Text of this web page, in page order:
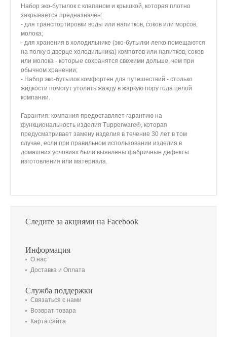
Набор эко-бутылок с клапаном и крышкой, которая плотно
закрывается предназначен:
- для транспортировки воды или напитков, соков или морсов,
молока;
- для хранения в холодильнике (эко-бутылки легко помещаются
на полку в дверце холодильника) компотов или напитков, соков
или молока - которые сохранятся свежими дольше, чем при
обычном хранении;
- Набор эко-бутылок комфортен для путешествий - столько
жидкости помогут утолить жажду в жаркую пору года целой
компании.
Гарантия: компания предоставляет гарантию на
функциональность изделия Tupperware®, которая
предусматривает замену изделия в течение 30 лет в том
случае, если при правильном использовании изделия в
домашних условиях были выявлены фабричные дефекты
изготовления или материала.
Следите за акциями на Facebook
Информация
О нас
Доставка и Оплата
Служба поддержки
Связаться с нами
Возврат товара
Карта сайта